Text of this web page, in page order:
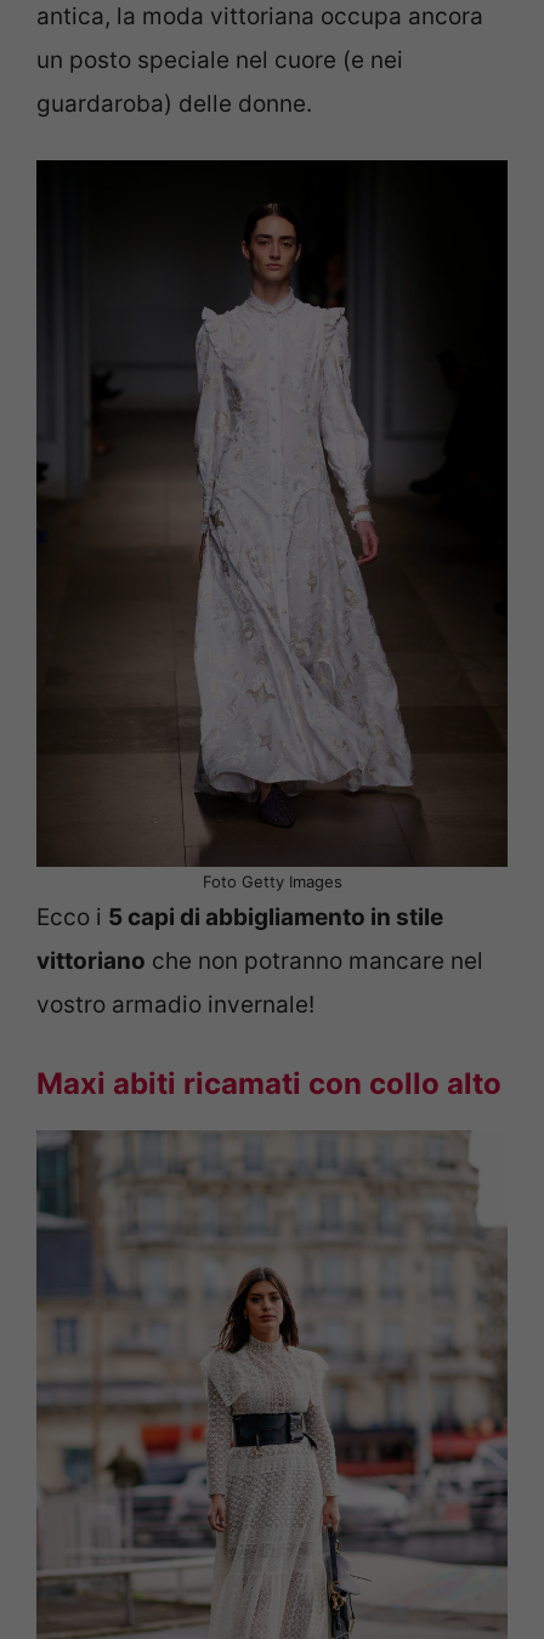
antica, la moda vittoriana occupa ancora
un posto speciale nel cuore (e nei
guardaroba) delle donne.
Foto Getty Images
Ecco i 5 capi di abbigliamento in stile
vittoriano che non potranno mancare nel
vostro armadio invernale!
Maxi abiti ricamati con collo alto